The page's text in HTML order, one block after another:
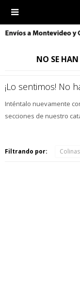

NO SE
¡Lo sentimos! No
Inténtalo nuevamente
secciones de nuestro
Filtrando por: